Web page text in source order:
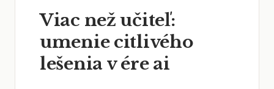
Viac než učiteľ:
umenie citlivého
lešenia v ére ai